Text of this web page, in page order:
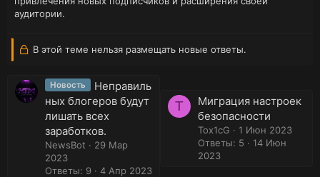
аудитории.
В этой теме нельзя размещать новые ответы.
Новость
Неправиль
ных блогеров будут
лишать всех
заработков.
NewsBot
29 Мар
2023
Ответы: 9
4 Апр 2023
T
Миграция настроек
безопасности
Tox1cG
1 Июн 2023
Ответы: 5
14 Июн
2023